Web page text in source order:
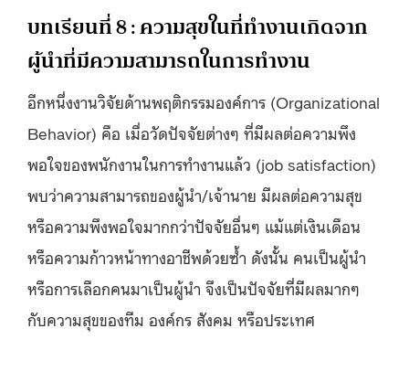
บทเรียนที่ 8 : ความสุขในที่ทำงานเกิดจาก
ผู้นำที่มีความสามารถในการทำงาน
อีกหนึ่งงานวิจัยด้าน​​พฤติกรรมองค์การ (Organizational
Behavior) คือ เมื่อวัดปัจจัยต่างๆ ที่มีผลต่อความพึง
พอใจของพนักงานในการทำงานแล้ว (job satisfaction)
พบว่าความสามารถของผู้นำ/เจ้านาย มีผลต่อความสุข
หรือความพึงพอใจมากกว่าปัจจัยอื่นๆ แม้แต่เงินเดือน
หรือความก้าวหน้าทางอาชีพด้วยซ้ำ ดังนั้น คนเป็นผู้นำ
หรือการเลือกคนมาเป็นผู้นำ จึงเป็นปัจจัยที่มีผลมากๆ
กับความสุขของทีม องค์กร สังคม หรือประเทศ